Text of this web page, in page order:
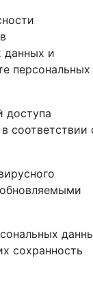
данных и
персональных
доступа
соответствии
сохранность